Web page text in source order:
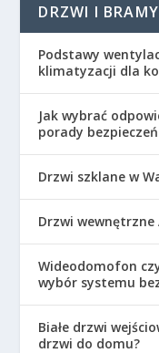
DRZWI I BRAMY
Podstawy
klimatyzacji dla
Jak wybrać
porady
Drzwi szklane w
Drzwi
Wideodomofon
wybór systemu
Białe drzwi
drzwi do domu?